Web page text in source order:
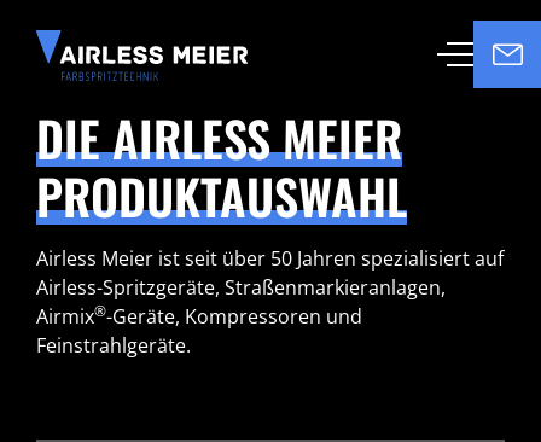
DIE AIRLESS MEIER
PRODUKTAUSWAHL
Airless Meier ist seit über 50 Jahren spezialisiert auf
Airless-Spritzgeräte, Straßenmarkieranlagen,
Airmix®-Geräte, Kompressoren und
Feinstrahlgeräte.